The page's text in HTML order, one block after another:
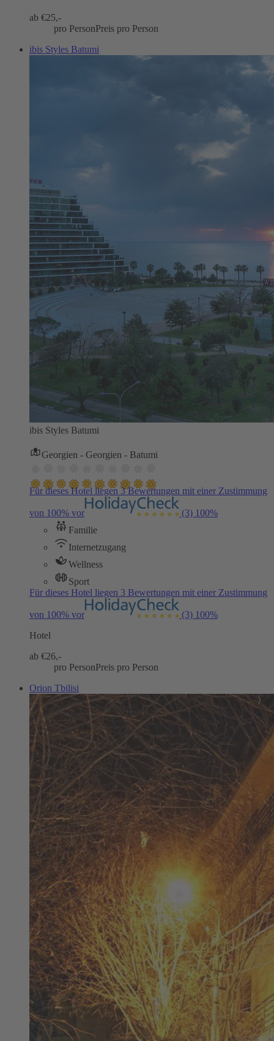
ab €25,-
pro PersonPreis pro Person
ibis Styles Batumi
ibis Styles Batumi
Georgien - Georgien - Batumi
Für dieses Hotel liegen 3 Bewertungen mit einer Zustimmung
von 100% vor (3) 100%
Familie
Internetzugang
Wellness
Sport
Für dieses Hotel liegen 3 Bewertungen mit einer Zustimmung
von 100% vor (3) 100%
Hotel
ab €26,-
pro PersonPreis pro Person
Orion Tbilisi